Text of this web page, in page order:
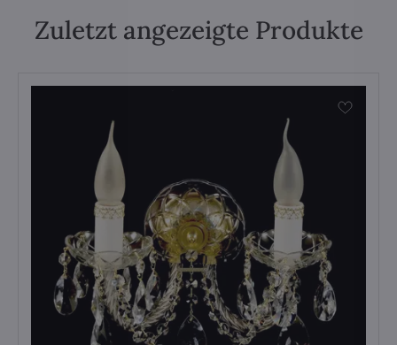
Zuletzt angezeigte Produkte